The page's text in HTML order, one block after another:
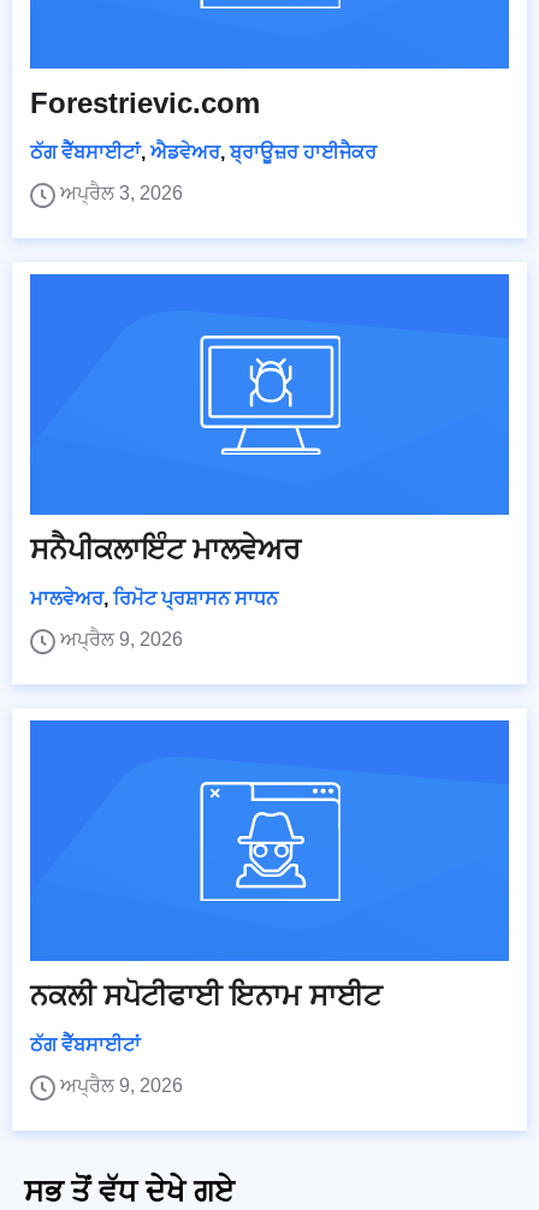
Forestrievic.com
ਠੱਗ ਵੈੱਬਸਾਈਟਾਂ, ਐਡਵੇਅਰ,ਬ੍ਰਾਊਜ਼ਰ ਹਾਈਜੈਕਰ
ਅਪ੍ਰੈਲ 3, 2026
ਸਨੈਪੀਕਲਾਇੰਟ ਮਾਲਵੇਅਰ
ਮਾਲਵੇਅਰ, ਰਿਮੋਟ ਪ੍ਰਸ਼ਾਸਨ ਸਾਧਨ
ਅਪ੍ਰੈਲ 9, 2026
ਨਕਲੀ ਸਪੋਟੀਫਾਈ ਇਨਾਮ ਸਾਈਟ
ਠੱਗ ਵੈੱਬਸਾਈਟਾਂ
ਅਪ੍ਰੈਲ 9, 2026
ਸਭ ਤੋਂ ਵੱਧ ਦੇਖੇ ਗਏ